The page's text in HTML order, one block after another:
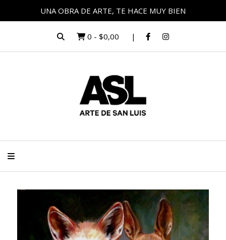
UNA OBRA DE ARTE, TE HACE MUY BIEN
0 - $0,00